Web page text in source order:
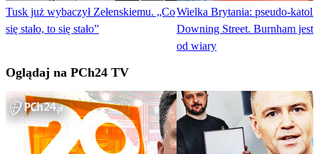
Tusk już wybaczył Zełenskiemu. „Co
się stało, to się stało”
Wielka Brytania: pseudo-
Downing Street. Burnham jest
od wiary
Oglądaj na PCh24 TV